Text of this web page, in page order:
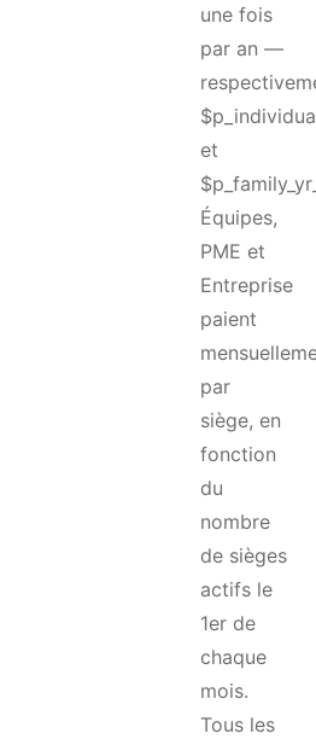
une fois
par an —
et
Équipes,
PME et
Entreprise
paient
par
siège, en
fonction
du
nombre
de sièges
actifs le
1er de
chaque
mois.
Tous les